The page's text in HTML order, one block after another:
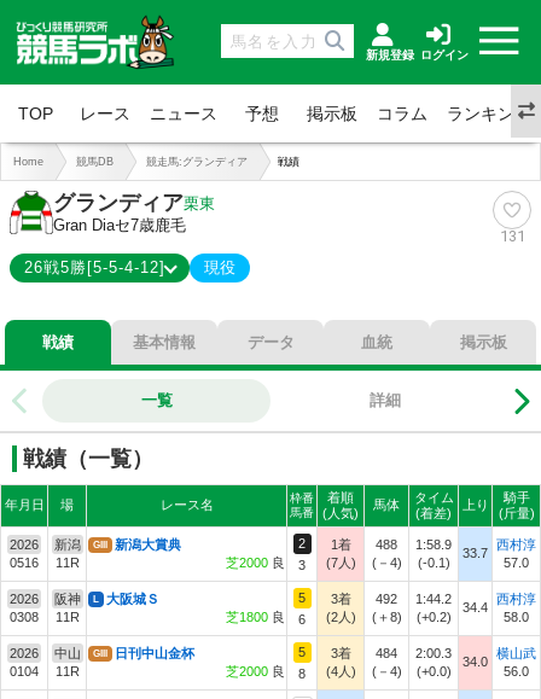
新規登録 ログイン
TOP レース ニュース 予想 掲示板 コラム ランキング
Home 競馬DB 競走馬:グランディア 戦績
グランディア栗東
Gran Diaセ7歳鹿毛
131
26戦5勝[5-5-4-12]
現役
総合成績 5-5-4-12
19%
38%
複勝 54%
戦績 基本情報 データ 血統 掲示板
一覧 詳細
戦績（一覧）
年月日 場 レース名
枠番
馬番
着順
(人気)
馬体
タイム
(着差)
上り
騎手
(斤量)
2026
0516
新潟
11R
GIII
新潟大賞典
芝2000 良
2
3
1着
(7人)
488
(－4)
1:58.9
(-0.1)
33.7
西村淳
57.0
2026
0308
阪神
11R
L
大阪城Ｓ
芝1800 良
5
6
3着
(2人)
492
(＋8)
1:44.2
(+0.2)
34.4
西村淳
58.0
2026
0104
中山
11R
GIII
日刊中山金杯
芝2000 良
5
8
3着
(4人)
484
(－4)
2:00.3
(+0.0)
34.0
横山武
56.0